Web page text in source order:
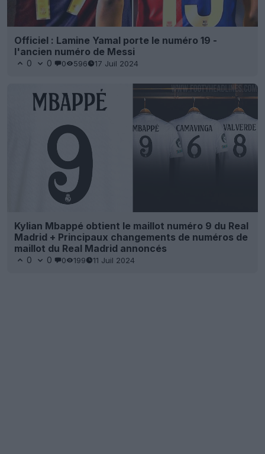
Officiel : Lamine Yamal porte le numéro 19 -
l'ancien numéro de Messi
0 0 0 596 17 Juil 2024
Kylian Mbappé obtient le maillot numéro 9 du Real
Madrid + Principaux changements de numéros de
maillot du Real Madrid annoncés
0 0 0 199 11 Juil 2024